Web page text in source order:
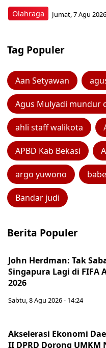
Olahraga Jumat, 7 Agu
Tag Populer
Aan Setyawan
Agus Mulyadi mundur
ahli staff walikota
APBD Kab Bekasi
argo yuwono
Bandar judi
Berita Populer
John Herdman: Tak
Singapura Lagi di FIFA
2026
Sabtu, 8 Agu 2026 - 14:24
Akselerasi Ekonomi
II DPRD Dorong UMKM